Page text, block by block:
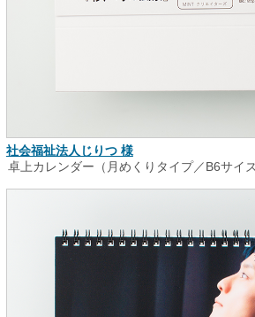
社会福祉法人じりつ 様
卓上カレンダー（月めくりタイプ／B6サイズ